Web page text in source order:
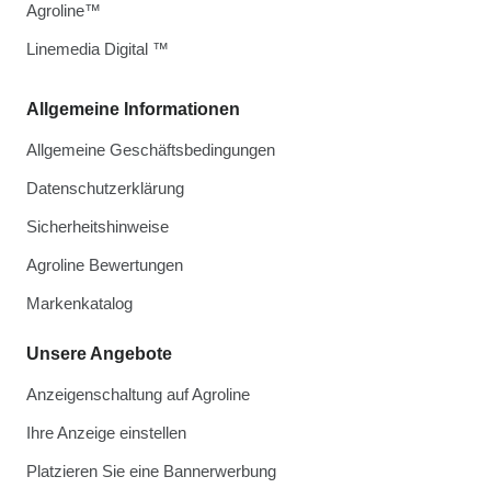
Allgemeine Informationen
Allgemeine Geschäftsbedingungen
Datenschutzerklärung
Sicherheitshinweise
Agroline Bewertungen
Markenkatalog
Unsere Angebote
Anzeigenschaltung auf Agroline
Ihre Anzeige einstellen
Platzieren Sie eine Bannerwerbung
Agroline™
Linemedia Digital ™